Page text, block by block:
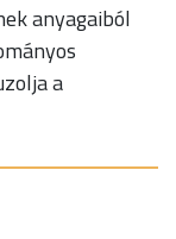
anyagaiból
a